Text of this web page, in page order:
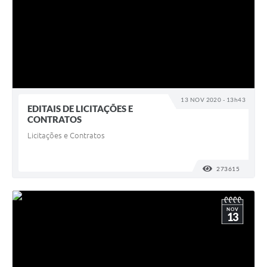
13 NOV 2020 - 13h43
EDITAIS DE LICITAÇÕES E
CONTRATOS
Licitações e Contratos
273615
NOV
13